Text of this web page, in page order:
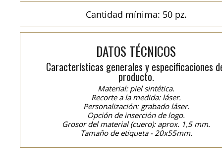
Cantidad mínima: 50 pz.
DATOS TÉCNICOS
Características generales y especificaciones
producto.
Material: piel sintética.
Recorte a la medida: láser.
Personalización: grabado láser.
Opción de inserción de logo.
Grosor del material (cuero): aprox. 1,5 mm.
Tamaño de etiqueta - 20x55mm.